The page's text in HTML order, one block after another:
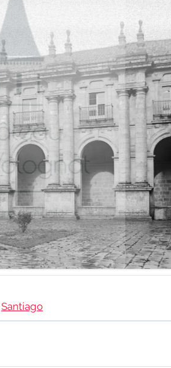
Santiago